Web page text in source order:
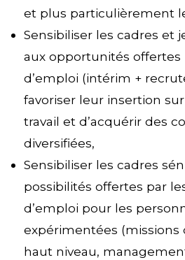
et plus particulièrement
Sensibiliser les cadres et
aux opportunités offertes
d’emploi (intérim +
favoriser leur insertion
travail et d’acquérir des
diversifiées,
Sensibiliser les cadres
possibilités offertes par
d’emploi pour les
expérimentées (missions
haut niveau,